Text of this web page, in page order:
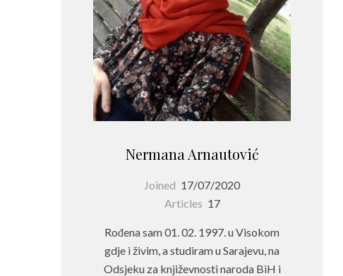
Nermana Arnautović
Joined 17/07/2020
Articles 17
Rođena sam 01. 02. 1997. u Visokom
gdje i živim, a studiram u Sarajevu, na
Odsjeku za književnosti naroda BiH i